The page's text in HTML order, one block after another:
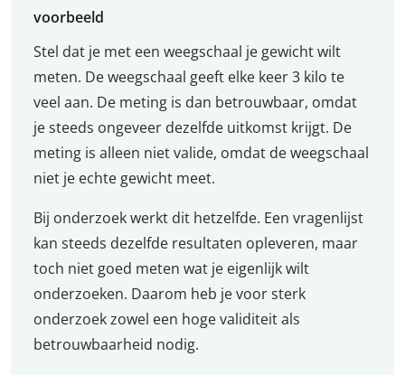
voorbeeld
Stel dat je met een weegschaal je gewicht wilt
meten. De weegschaal geeft elke keer 3 kilo te
veel aan. De meting is dan betrouwbaar, omdat
je steeds ongeveer dezelfde uitkomst krijgt. De
meting is alleen niet valide, omdat de weegschaal
niet je echte gewicht meet.
Bij onderzoek werkt dit hetzelfde. Een vragenlijst
kan steeds dezelfde resultaten opleveren, maar
toch niet goed meten wat je eigenlijk wilt
onderzoeken. Daarom heb je voor sterk
onderzoek zowel een hoge validiteit als
betrouwbaarheid nodig.